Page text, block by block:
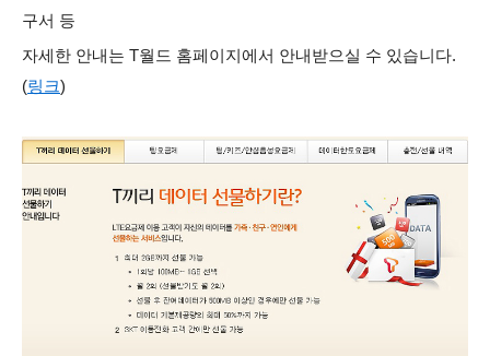
구서 등
자세한 안내는 T월드 홈페이지에서 안내받으실 수 있습니다.
(링크)